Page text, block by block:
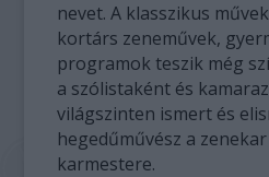
nevet. A klasszikus
kortárs zeneművek,
programok teszik még
a szólistaként és
világszinten ismert és
hegedűművész a
karmestere.